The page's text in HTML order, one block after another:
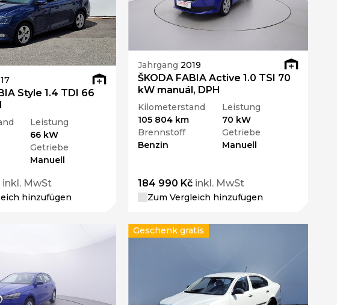
Style 1.4 TDI 66
Leistung
66 kW
Getriebe
Manuell
inkl. MwSt
hinzufügen
Jahrgang 2019
ŠKODA FABIA Active 1.0 TSI 70
kW manuál, DPH
Kilometerstand
105 804 km
Leistung
70 kW
Brennstoff
Benzin
Getriebe
Manuell
184 990 Kč inkl. MwSt
Zum Vergleich hinzufügen
Geschenk gratis